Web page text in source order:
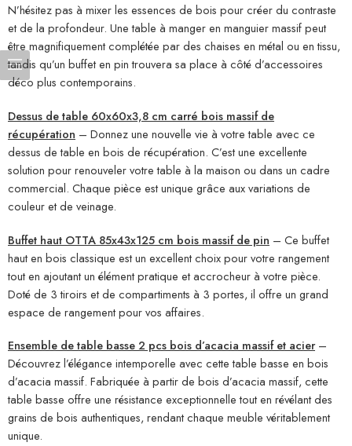
N’hésitez pas à mixer les essences de bois pour créer du contraste
et de la profondeur. Une table à manger en manguier massif peut
être magnifiquement complétée par des chaises en métal ou en tissu,
tandis qu’un buffet en pin trouvera sa place à côté d’accessoires
déco plus contemporains.
Dessus de table 60x60x3,8 cm carré bois massif de
récupération – Donnez une nouvelle vie à votre table avec ce
dessus de table en bois de récupération. C’est une excellente
solution pour renouveler votre table à la maison ou dans un cadre
commercial. Chaque pièce est unique grâce aux variations de
couleur et de veinage.
Buffet haut OTTA 85x43x125 cm bois massif de pin – Ce buffet
haut en bois classique est un excellent choix pour votre rangement
tout en ajoutant un élément pratique et accrocheur à votre pièce.
Doté de 3 tiroirs et de compartiments à 3 portes, il offre un grand
espace de rangement pour vos affaires.
Ensemble de table basse 2 pcs bois d’acacia massif et acier–
Découvrez l’élégance intemporelle avec cette table basse en bois
d’acacia massif. Fabriquée à partir de bois d’acacia massif, cette
table basse offre une résistance exceptionnelle tout en révélant des
grains de bois authentiques, rendant chaque meuble véritablement
unique.